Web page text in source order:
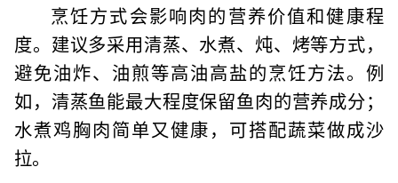
烹饪方式会影响肉的营养价值和健康程
度。建议多采用清蒸、水煮、炖、烤等方式，
避免油炸、油煎等高油高盐的烹饪方法。例
如，清蒸鱼能最大程度保留鱼肉的营养成分；
水煮鸡胸肉简单又健康，可搭配蔬菜做成沙
拉。